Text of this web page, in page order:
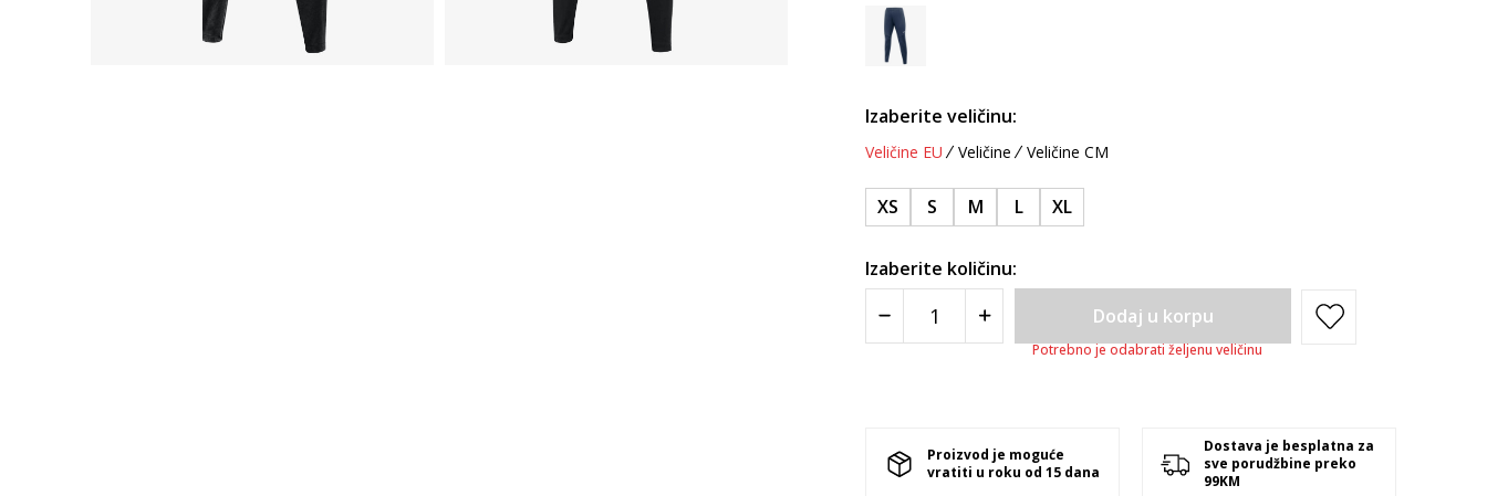
Izaberite veličinu:
Veličine EU Veličine Veličine CM
XS S M L XL
Izaberite količinu:
Dodaj u korpu
Potrebno je odabrati željenu veličinu
Proizvod je moguće
vratiti u roku od 15 dana
Dostava je besplatna za
sve porudžbine preko
99KM